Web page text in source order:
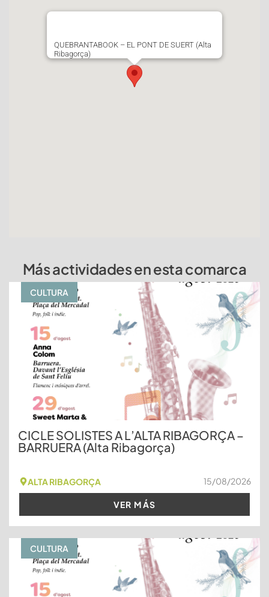
QUEBRANTABOOK – EL PONT DE SUERT (Alta
Ribagorça)
Más actividades en esta comarca
CULTURA
CICLE SOLISTES A L’ALTA RIBAGORÇA –
BARRUERA (Alta Ribagorça)
ALTA RIBAGORÇA 15/08/2026
VER MÁS
CULTURA